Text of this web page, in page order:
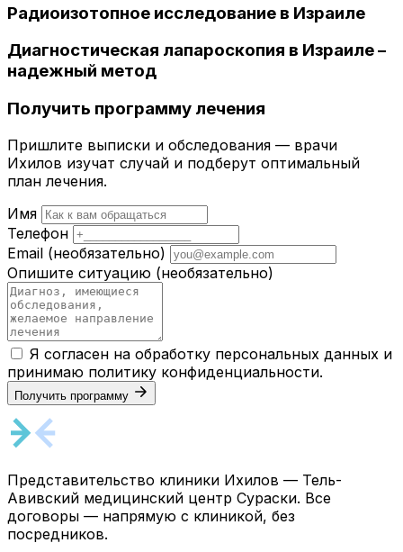
Радиоизотопное исследование в Израиле
Диагностическая лапароскопия в Израиле –
надежный метод
Получить программу лечения
Пришлите выписки и обследования — врачи
Ихилов изучат случай и подберут оптимальный
план лечения.
Имя
Телефон
Email (необязательно)
Опишите ситуацию (необязательно)
Я согласен на обработку персональных данных и
принимаю политику конфиденциальности.
Получить программу
Представительство клиники Ихилов — Тель-
Авивский медицинский центр Сураски. Все
договоры — напрямую с клиникой, без
посредников.